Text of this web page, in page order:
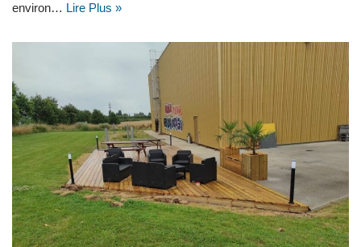
environ… Lire Plus »